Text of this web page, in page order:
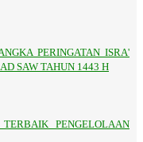
PERINGATAN ISRA'
SAW TAHUN 1443 H
PENGELOLAAN